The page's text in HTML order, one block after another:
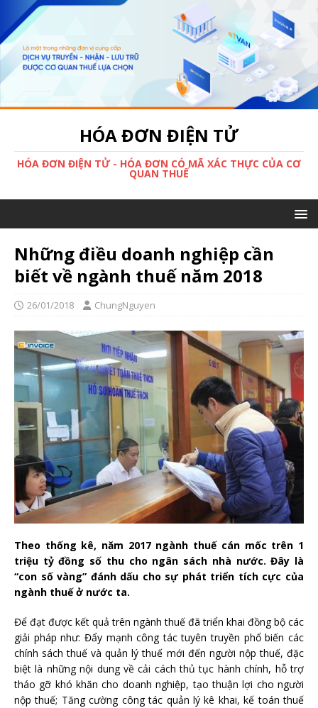
HÓA ĐƠN ĐIỆN TỬ
HÓA ĐƠN ĐIỆN TỬ - HÓA ĐƠN CÓ MÃ XÁC THỰC CỦA CƠ
QUAN THUẾ
Những điều doanh nghiệp cần
biết về ngành thuế năm 2018
26/01/2018 ChungNguyen
Theo thống kê, năm 2017 ngành thuế cán mốc trên 1
triệu tỷ đồng số thu cho ngân sách nhà nước. Đây là
“con số vàng” đánh dấu cho sự phát triển tích cực của
ngành thuế ở nước ta.
Để đạt được kết quả trên ngành thuế đã triển khai đồng bộ các
giải pháp như: Đẩy mạnh công tác tuyên truyền phổ biến các
chính sách thuế và quản lý thuế mới đến người nộp thuế, đặc
biệt là những nội dung về cải cách thủ tục hành chính, hỗ trợ
tháo gỡ khó khăn cho doanh nghiệp, tạo thuận lợi cho người
nộp thuế; Tăng cường công tác quản lý kê khai, kế toán thuế